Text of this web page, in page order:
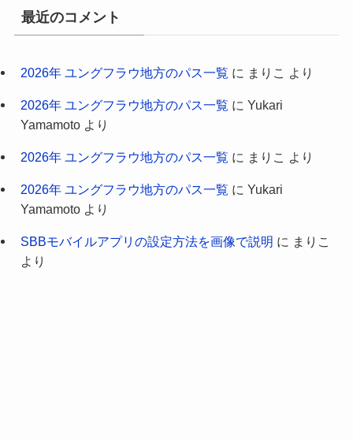
最近のコメント
2026年 ユングフラウ地方のパス一覧 に まりこ より
2026年 ユングフラウ地方のパス一覧 に Yukari
Yamamotoより
2026年 ユングフラウ地方のパス一覧 に まりこ より
2026年 ユングフラウ地方のパス一覧 に Yukari
Yamamotoより
SBBモバイルアプリの設定方法を画像で説明 に まりこ
より